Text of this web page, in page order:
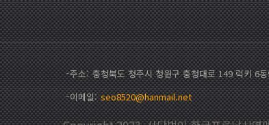
주소 충청북도 청주시 청원구 충청대로 149 럭키 6
이메일 seo8520@hanmail.net